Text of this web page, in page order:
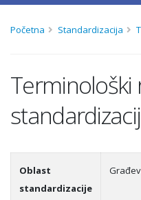
Početna Standardizacija
Terminološki
Oblast
standardizacije